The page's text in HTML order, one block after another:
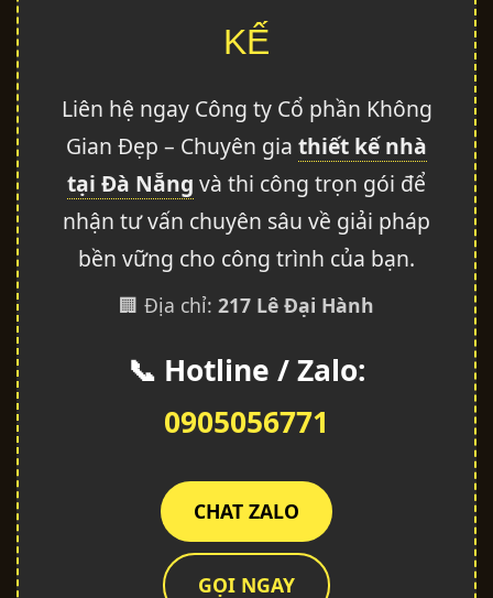
KẾ
Liên hệ ngay Công ty Cổ phần Không
Gian Đẹp – Chuyên gia thiết kế nhà
tại Đà Nẵng và thi công trọn gói để
nhận tư vấn chuyên sâu về giải pháp
bền vững cho công trình của bạn.
🏢 Địa chỉ: 217 Lê Đại Hành
📞 Hotline / Zalo:
0905056771
CHAT ZALO
GỌI NGAY